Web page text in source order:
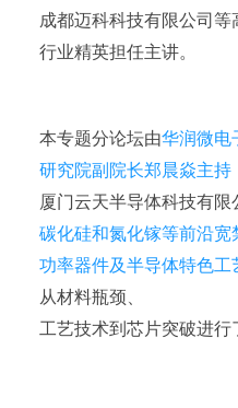
成都迈科科技有限公司等
行业精英担任主讲。
本专题分论坛由华润微电
研究院副院长郑晨焱主持
厦门云天半导体科技有
碳化硅和氮化镓等前沿宽
功率器件及半导体特色工
从材料瓶颈、
工艺技术到芯片突破进行